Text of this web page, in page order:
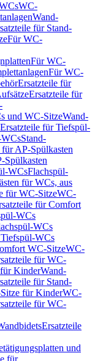
WC-
Wand-
für Stand-
Für WC-
Für WC-
Für WC-
Ersatzteile für
Ersatzteile für
und WC-SitzeWand-
Ersatzteile für Tiefspül-
Stand-
AP-Spülkasten
Spülkasten
WCsFlachspül-
für WCs, aus
für WC-SitzeWC-
für Comfort
WCs
WCs
WCs
WC-SitzeWC-
für WC-
KinderWand-
für Stand-
für KinderWC-
für WC-
Ersatzteile
und
für